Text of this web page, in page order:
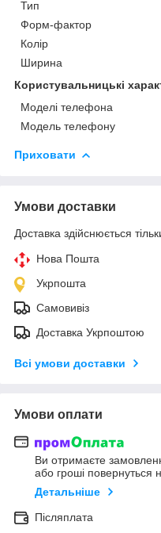
Тип
Форм-фактор
Колір
Ширина
Користувальницькі
Моделі телефона
Модель телефону
Приховати
Умови доставки
Доставка здійснюється
Нова Пошта
Укрпошта
Самовивіз
Доставка Укрпоштою
Всі умови доставки
Умови оплати
Ви отримаєте
або гроші повернуться
Детальніше
Післяплата